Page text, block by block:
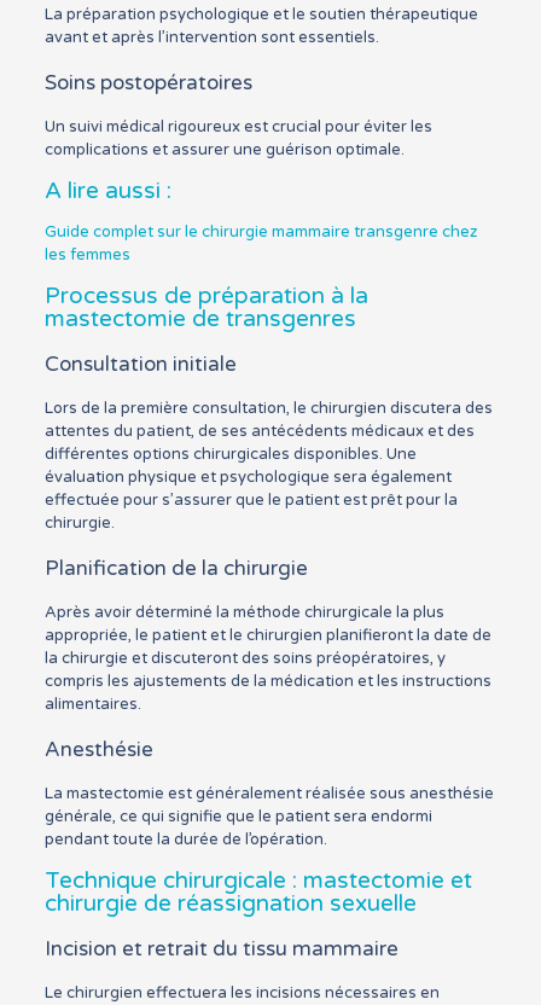
La préparation psychologique et le soutien thérapeutique
avant et après l’intervention sont essentiels.
Soins postopératoires
Un suivi médical rigoureux est crucial pour éviter les
complications et assurer une guérison optimale.
A lire aussi :
Guide complet sur le chirurgie mammaire transgenre chez
les femmes
Processus de préparation à la
mastectomie de transgenres
Consultation initiale
Lors de la première consultation, le chirurgien discutera des
attentes du patient, de ses antécédents médicaux et des
différentes options chirurgicales disponibles. Une
évaluation physique et psychologique sera également
effectuée pour s’assurer que le patient est prêt pour la
chirurgie.
Planification de la chirurgie
Après avoir déterminé la méthode chirurgicale la plus
appropriée, le patient et le chirurgien planifieront la date de
la chirurgie et discuteront des soins préopératoires, y
compris les ajustements de la médication et les instructions
alimentaires.
Anesthésie
La mastectomie est généralement réalisée sous anesthésie
générale, ce qui signifie que le patient sera endormi
pendant toute la durée de l’opération.
Technique chirurgicale : mastectomie et
chirurgie de réassignation sexuelle
Incision et retrait du tissu mammaire
Le chirurgien effectuera les incisions nécessaires en